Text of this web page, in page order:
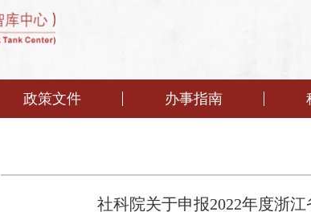
政策文件 办事指南
社科院关于申报2022年度浙